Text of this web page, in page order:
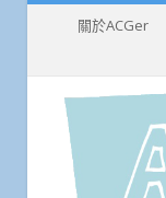
關於ACGer